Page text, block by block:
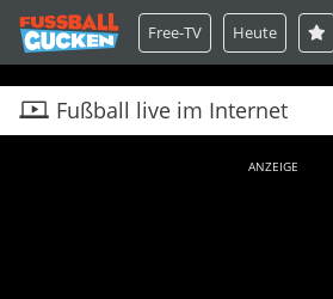
Free-TV Heute
Fußball live im Internet
ANZEIGE